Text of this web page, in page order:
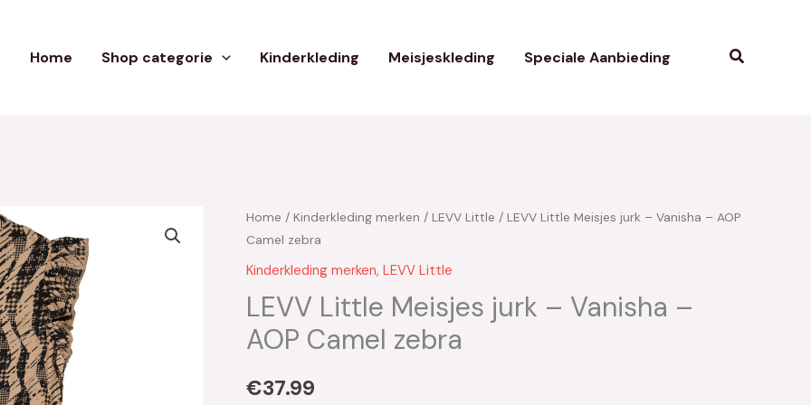
Home Shop categorie Kinderkleding Meisjeskleding Speciale Aanbieding Zoeken
Home / Kinderkleding merken / LEVV Little / LEVV Little Meisjes jurk – Vanisha – AOP
Camel zebra
Kinderkleding merken, LEVV Little
LEVV Little Meisjes jurk – Vanisha –
AOP Camel zebra
€37.99